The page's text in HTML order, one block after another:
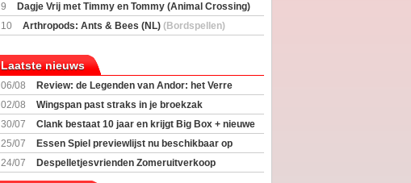
9
Dagje Vrij met Timmy en Tommy (Animal Crossing)
(77059)(Ideas)
10 Arthropods: Ants & Bees (NL) (Bordspellen)
Laatste nieuws
06/08
Review: de Legenden van Andor: het Verre
Land
02/08
Wingspan past straks in je broekzak
30/07
Clank bestaat 10 jaar en krijgt Big Box + nieuwe
uitbreiding
25/07
Essen Spiel previewlijst nu beschikbaar op
Boardgamegeek
24/07
Despelletjesvrienden Zomeruitverkoop